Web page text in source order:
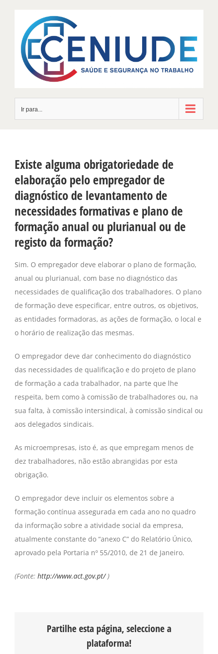
content
Ir para...
Existe alguma obrigatoriedade de
elaboração pelo empregador de
diagnóstico de levantamento de
necessidades formativas e plano de
formação anual ou plurianual ou de
registo da formação?
Sim. O empregador deve elaborar o plano de formação,
anual ou plurianual, com base no diagnóstico das
necessidades de qualificação dos trabalhadores. O plano
de formação deve especificar, entre outros, os objetivos,
as entidades formadoras, as ações de formação, o local e
o horário de realização das mesmas.
O empregador deve dar conhecimento do diagnóstico
das necessidades de qualificação e do projeto de plano
de formação a cada trabalhador, na parte que lhe
respeita, bem como à comissão de trabalhadores ou, na
sua falta, à comissão intersindical, à comissão sindical ou
aos delegados sindicais.
As microempresas, isto é, as que empregam menos de
dez trabalhadores, não estão abrangidas por esta
obrigação.
O empregador deve incluir os elementos sobre a
formação contínua assegurada em cada ano no quadro
da informação sobre a atividade social da empresa,
atualmente constante do “anexo C” do Relatório Único,
aprovado pela Portaria nº 55/2010, de 21 de Janeiro.
(Fonte: http://www.act.gov.pt/)
Partilhe esta página, seleccione a
plataforma!